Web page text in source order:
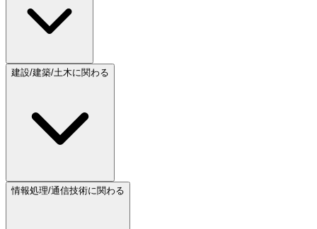
建設/建築/土木に関わる
情報処理/通信技術に関わる